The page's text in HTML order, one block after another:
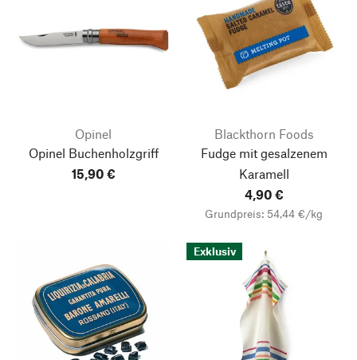
Opinel
Opinel Buchenholzgriff
15,90 €
Blackthorn Foods
Fudge mit gesalzenem
Karamell
4,90 €
Grundpreis: 54,44 €/kg
Exklusiv